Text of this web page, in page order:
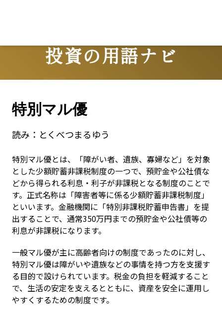
投資の用語ナビ
Terms
特別マル優
読み： とくべつまるゆう
特別マル優とは、「障がい者、遺族、寡婦など」を対象
とした少額貯蓄非課税制度の一つで、預貯金や公社債な
どから得られる利息・利子が非課税となる制度のことで
す。正式名称は「障害者等に係る少額貯蓄非課税制度」
といいます。金融機関に「特別非課税貯蓄申告書」を提
出することで、通常350万円までの預貯金や公社債等の
利息が非課税になります。
一般マル優が主に高齢者向けの制度であったのに対し、
特別マル優は障がいや遺族などの事情を持つ方を支援す
る目的で設けられています。税金の負担を軽減すること
で、生活の安定を支えるとともに、資産を安全に運用し
やすくするための制度です。